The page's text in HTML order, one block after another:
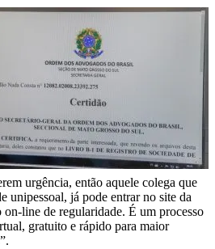
urgência, então aquele colega que
unipessoal, já pode entrar no site da
line de regularidade. É um processo
gratuito e rápido para maior